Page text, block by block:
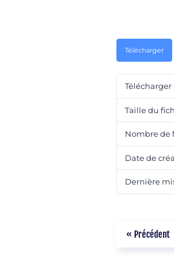
Télécharger
Télécharger
Taille du
Nombre de
Date de
Dernière
« Précédent